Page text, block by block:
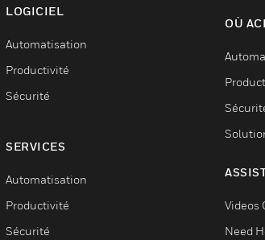
LOGICIEL
Automatisation
Productivité
Sécurité
SERVICES
Automatisation
Productivité
Sécurité
OÙ
Videos
Need